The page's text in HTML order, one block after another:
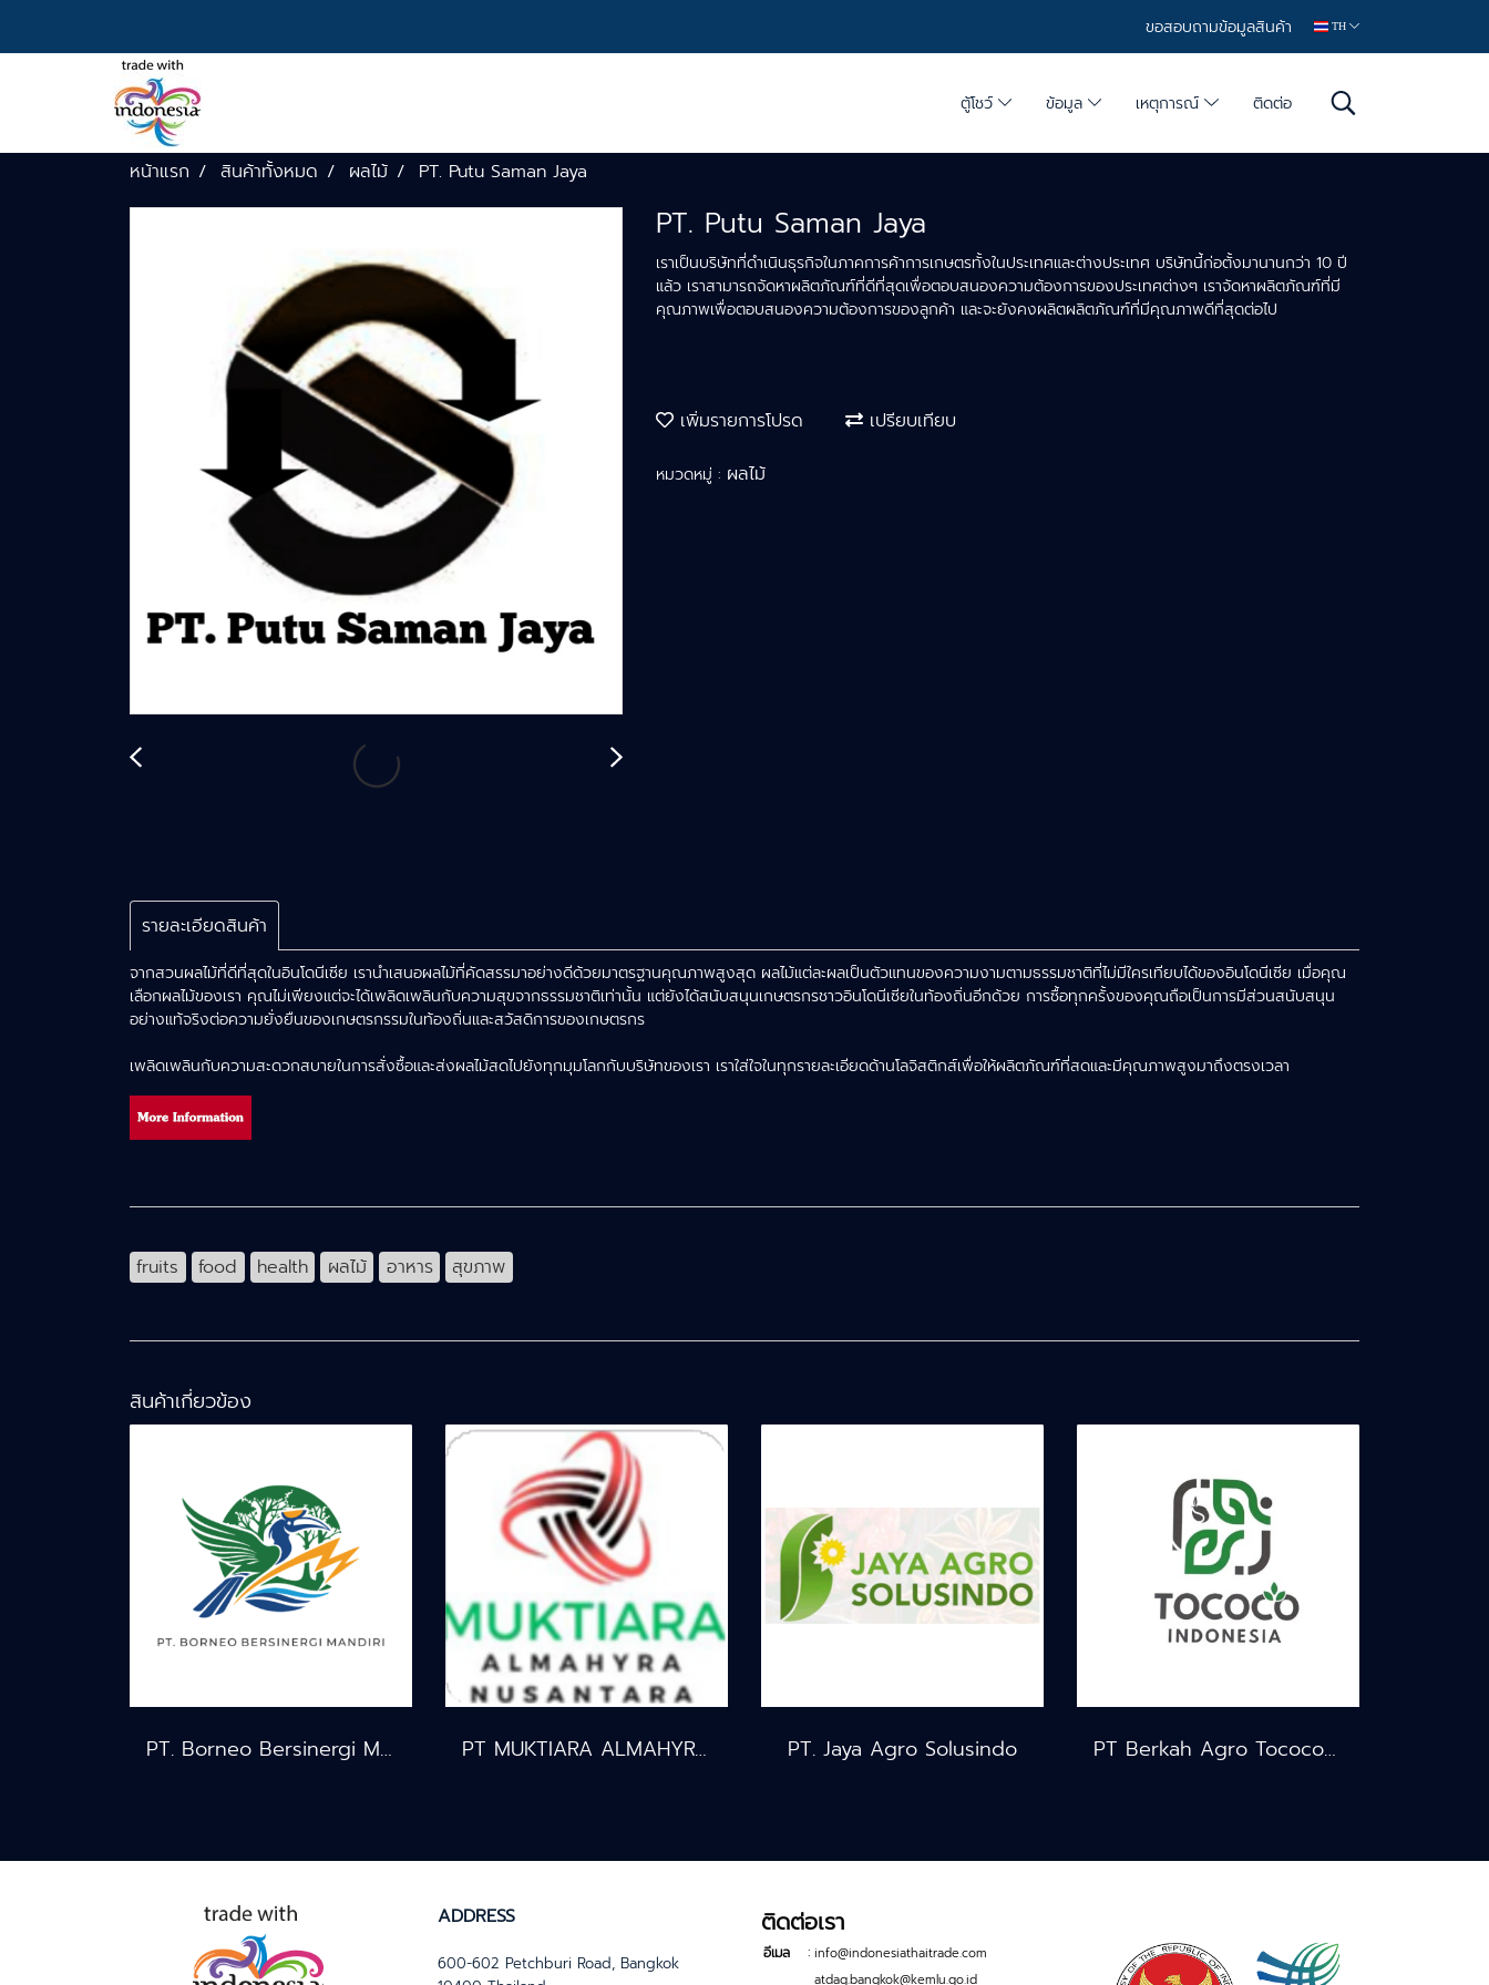
ขอสอบถามข้อมูลสินค้า TH
ตู้โชว์ ข้อมูล เหตุการณ์ ติดต่อ
หน้าแรก สินค้าทั้งหมด ผลไม้ PT. Putu Saman Jaya
PT. Putu Saman Jaya
เราเป็นบริษัทที่ดำเนินธุรกิจในภาคการค้าการเกษตรทั้งในประเทศและต่างประเทศ บริษัทนี้ก่อตั้งมานานกว่า 10 ปี
แล้ว เราสามารถจัดหาผลิตภัณฑ์ที่ดีที่สุดเพื่อตอบสนองความต้องการของประเทศต่างๆ เราจัดหาผลิตภัณฑ์ที่มี
คุณภาพเพื่อตอบสนองความต้องการของลูกค้า และจะยังคงผลิตผลิตภัณฑ์ที่มีคุณภาพดีที่สุดต่อไป
เพิ่มรายการโปรด เปรียบเทียบ
หมวดหมู่ : ผลไม้
รายละเอียดสินค้า
จากสวนผลไม้ที่ดีที่สุดในอินโดนีเซีย เรานำเสนอผลไม้ที่คัดสรรมาอย่างดีด้วยมาตรฐานคุณภาพสูงสุด ผลไม้แต่ละผลเป็นตัวแทนของความงามตามธรรมชาติที่ไม่มีใครเทียบได้ของอินโดนีเซีย เมื่อคุณ
เลือกผลไม้ของเรา คุณไม่เพียงแต่จะได้เพลิดเพลินกับความสุขจากธรรมชาติเท่านั้น แต่ยังได้สนับสนุนเกษตรกรชาวอินโดนีเซียในท้องถิ่นอีกด้วย การซื้อทุกครั้งของคุณถือเป็นการมีส่วนสนับสนุน
อย่างแท้จริงต่อความยั่งยืนของเกษตรกรรมในท้องถิ่นและสวัสดิการของเกษตรกร
เพลิดเพลินกับความสะดวกสบายในการสั่งซื้อและส่งผลไม้สดไปยังทุกมุมโลกกับบริษัทของเรา เราใส่ใจในทุกรายละเอียดด้านโลจิสติกส์เพื่อให้ผลิตภัณฑ์ที่สดและมีคุณภาพสูงมาถึงตรงเวลา
fruits food health ผลไม้ อาหาร สุขภาพ
สินค้าเกี่ยวข้อง
PT. Borneo Bersinergi Mandiri PT MUKTIARA ALMAHYRA NUSANTARA PT. Jaya Agro Solusindo PT Berkah Agro Tococo Indonesia
ADDRESS
600-602 Petchburi Road, Bangkok
ติดต่อเรา
อีเมล : info@indonesiathaitrade.com
atdag.bangkok@kemlu.go.id